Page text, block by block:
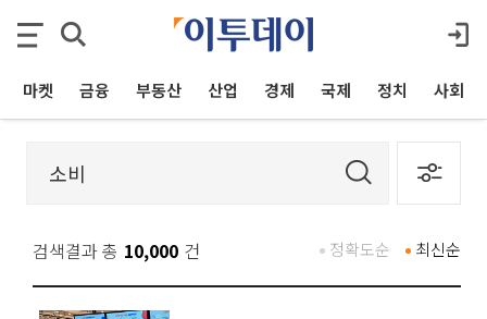
마켓 금융 부동산 산업 경제 국제 정치 사회
검색결과 총 10,000 건 최신순
정확도순